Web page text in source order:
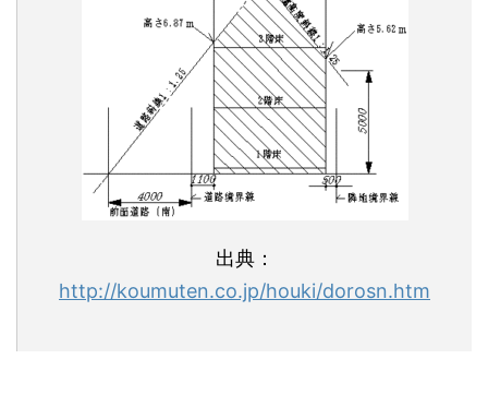
出典：
http://koumuten.co.jp/houki/dorosn.htm